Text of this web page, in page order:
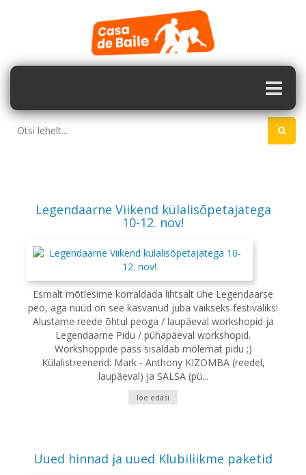
Legendaarne Viikend külalisõpetajatega
10-12. nov!
Esmalt mõtlesime korraldada lihtsalt ühe Legendaarse
peo, aga nüüd on see kasvanud juba väikseks festivaliks!
Alustame reede õhtul peoga / laupäeval workshopid ja
Legendaarne Pidu / pühapäeval workshopid.
Workshoppide pass sisaldab mõlemat pidu ;)
Külalistreenerid: Mark - Anthony KIZOMBA (reedel,
laupäeval) ja SALSA (pü...
loe edasi
Uued hinnad ja uued Klubiliikme paketid